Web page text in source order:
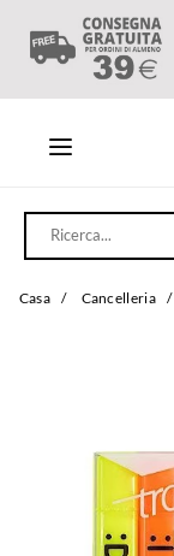
Casa / Cancelleria /